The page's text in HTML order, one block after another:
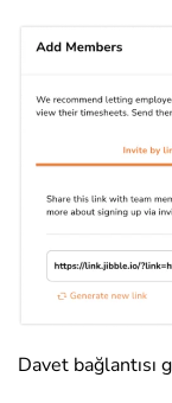
Davet bağlantısı